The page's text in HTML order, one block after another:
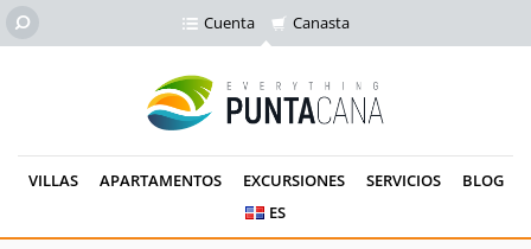
Cuenta Canasta
VILLAS APARTAMENTOS EXCURSIONES SERVICIOS
BLOG
ES